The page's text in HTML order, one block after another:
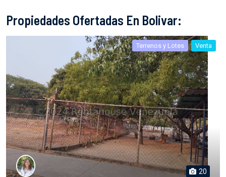
Propiedades Ofertadas En Bolivar:
Terrenos y Lotes Venta
20